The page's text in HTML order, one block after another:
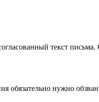
текст
обязательно нужно